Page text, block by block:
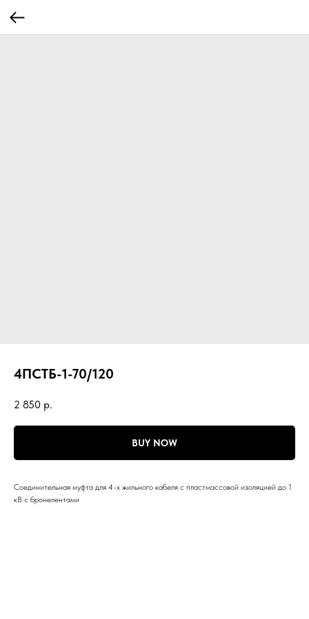
4ПСТБ-1-70/120
2 850 р.
BUY NOW
Соединительная муфта для 4-х жильного кабеля с пластмассовой изоляцией до 1
кВ с бронелентами